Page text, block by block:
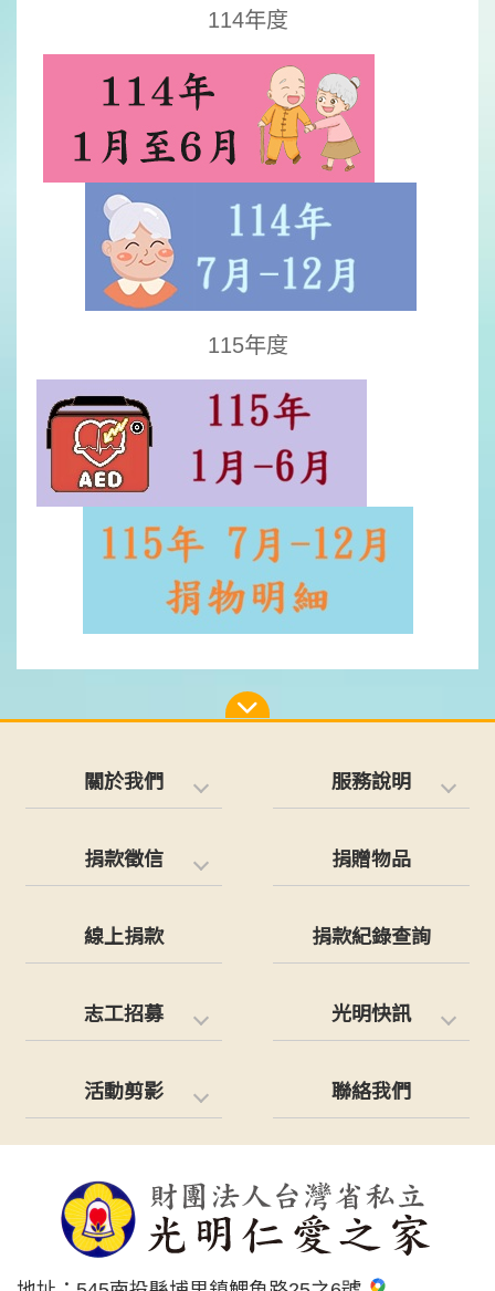
114年度
115年度
關於我們 服務說明
捐款徵信 捐贈物品
線上捐款 捐款紀錄查詢
志工招募 光明快訊
活動剪影 聯絡我們